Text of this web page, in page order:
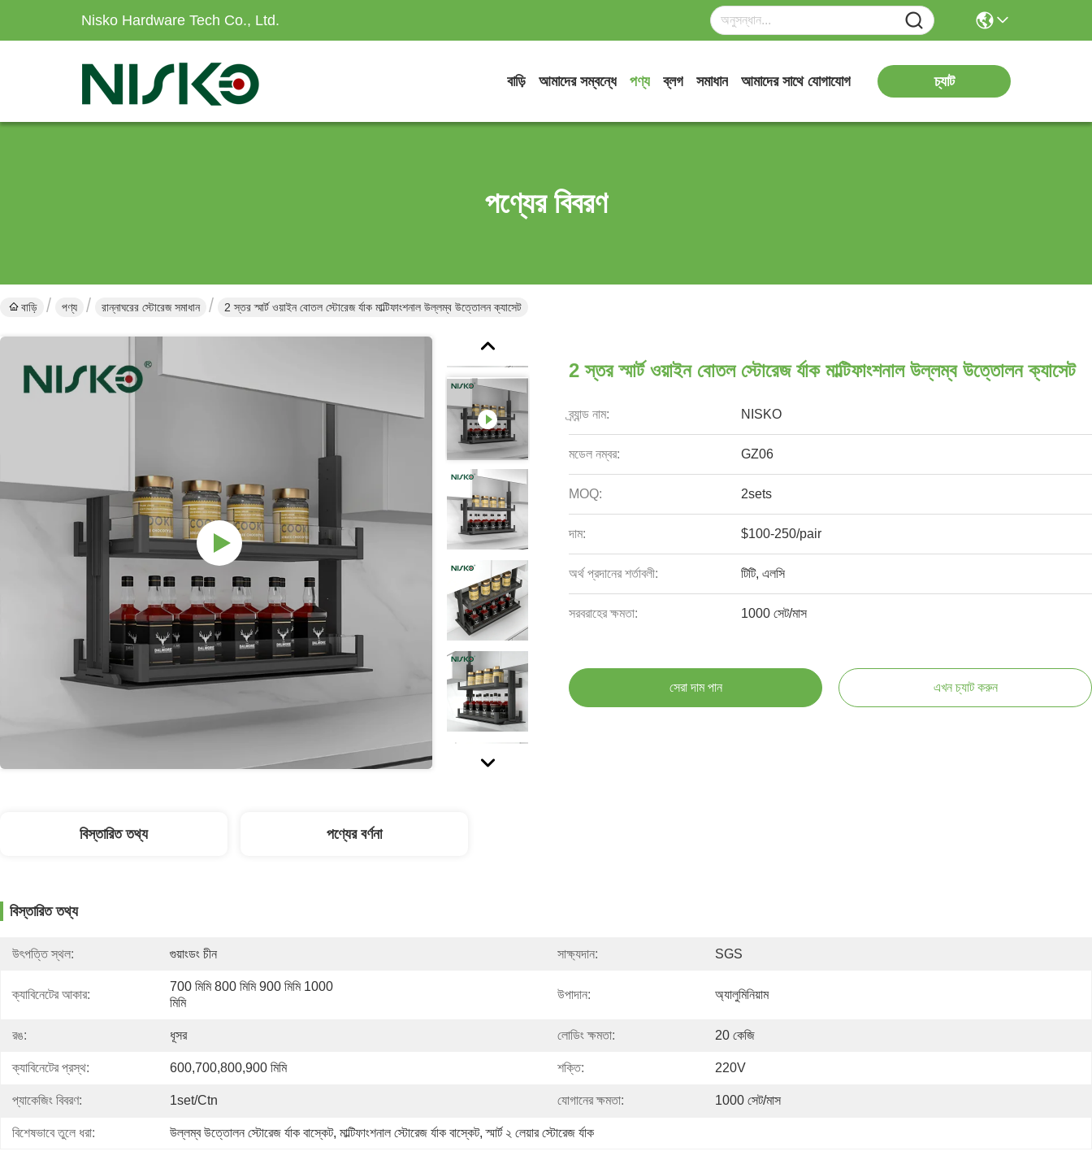
Nisko Hardware Tech Co., Ltd.
বাড়ি আমাদের সম্বন্ধে পণ্য ব্লগ সমাধান আমাদের সাথে যোগাযোগ চ্যাট
পণ্যের বিবরণ
বাড়ি পণ্য রান্নাঘরের স্টোরেজ সমাধান 2 স্তর স্মার্ট ওয়াইন বোতল স্টোরেজ র্যাক মাল্টিফাংশনাল উল্লম্ব উত্তোলন ক্যাসেট
2 স্তর স্মার্ট ওয়াইন বোতল স্টোরেজ র্যাক মাল্টিফাংশনাল উল্লম্ব উত্তোলন ক্যাসেট
ব্র্যান্ড নাম: NISKO
মডেল নম্বর: GZ06
MOQ: 2sets
দাম: $100-250/pair
অর্থ প্রদানের শর্তাবলী: টিটি, এলসি
সরবরাহের ক্ষমতা: 1000 সেট/মাস
সেরা দাম পান এখন চ্যাট করুন
বিস্তারিত তথ্য পণ্যের বর্ণনা
বিস্তারিত তথ্য
উৎপত্তি স্থল: গুয়াংডং চীন সাক্ষ্যদান: SGS
ক্যাবিনেটের আকার:
700 মিমি 800 মিমি 900 মিমি 1000
মিমি
উপাদান: অ্যালুমিনিয়াম
রঙ: ধূসর লোডিং ক্ষমতা: 20 কেজি
ক্যাবিনেটের প্রস্থ: 600,700,800,900 মিমি শক্তি: 220V
প্যাকেজিং বিবরণ: 1set/ctn যোগানের ক্ষমতা: 1000 সেট/মাস
বিশেষভাবে তুলে ধরা: উল্লম্ব উত্তোলন স্টোরেজ র্যাক বাস্কেট, মাল্টিফাংশনাল স্টোরেজ র্যাক বাস্কেট, স্মার্ট ২ লেয়ার স্টোরেজ র্যাক